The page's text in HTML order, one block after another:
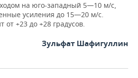
на юго-западный 5—10 м/с,
усиления до 15—20 м/с.
от +23 до +28 градусов.
Зульфат Шафигуллин